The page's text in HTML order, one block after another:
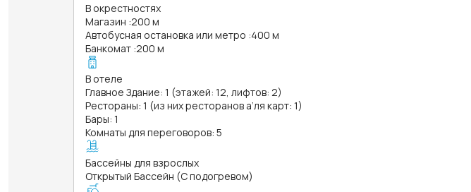
В окрестностях
Магазин :200 м
Автобусная остановка или метро :400 м
Банкомат :200 м
В отеле
Главное Здание: 1 (этажей: 12, лифтов: 2)
Рестораны: 1 (из них ресторанов а’ля карт: 1)
Бары: 1
Комнаты для переговоров: 5
Бассейны для взрослых
Открытый Бассейн (С подогревом)